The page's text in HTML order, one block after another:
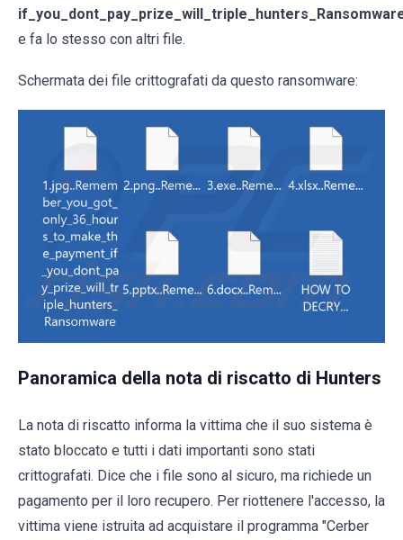
e fa lo stesso con altri file.
Schermata dei file crittografati da questo ransomware:
Panoramica della nota di riscatto di Hunters
La nota di riscatto informa la vittima che il suo sistema è
stato bloccato e tutti i dati importanti sono stati
crittografati. Dice che i file sono al sicuro, ma richiede un
pagamento per il loro recupero. Per riottenere l'accesso, la
vittima viene istruita ad acquistare il programma "Cerber